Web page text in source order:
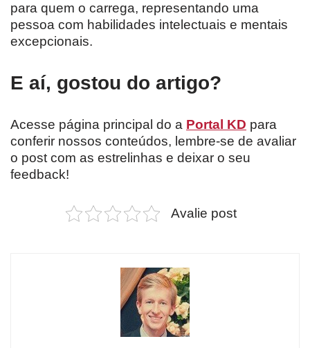
para quem o carrega, representando uma
pessoa com habilidades intelectuais e mentais
excepcionais.
E aí, gostou do artigo?
Acesse página principal do a Portal KD para
conferir nossos conteúdos, lembre-se de avaliar
o post com as estrelinhas e deixar o seu
feedback!
Avalie post